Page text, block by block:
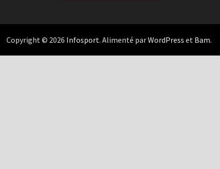
Copyright © 2026 Infosport. Alimenté parWordPress et Bam.